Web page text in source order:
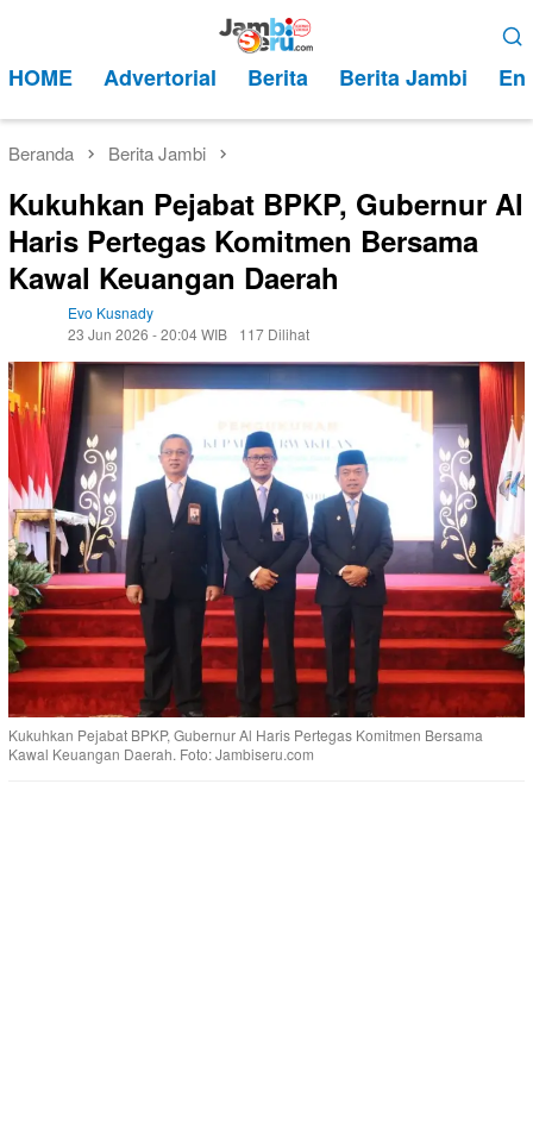
kontenMobile
HOME Advertorial Berita Berita Jambi
Beranda Berita Jambi
Kukuhkan Pejabat BPKP, Gubernur Al
Haris Pertegas Komitmen Bersama
Kawal Keuangan Daerah
Evo Kusnady
23 Jun 2026 - 20:04 WIB
117 Dilihat
Kukuhkan Pejabat BPKP, Gubernur Al Haris Pertegas Komitmen Bersama
Kawal Keuangan Daerah. Foto: Jambiseru.com